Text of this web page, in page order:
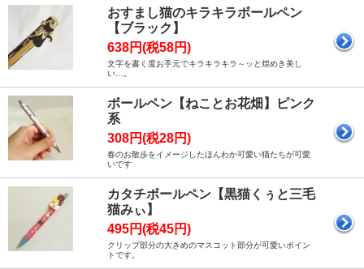
おすまし猫のキラキラボールペン
【ブラック】
638円(税58円)
文字を書く度お手元でキラキラキラ～ッと煌めき美し
い…。
ボールペン【ねことお花畑】ピンク
系
308円(税28円)
春のお散歩をイメージしたほんわか可愛い猫たちが可愛
いです
カタチボールペン【黒猫くぅと三毛
猫みぃ】
495円(税45円)
クリップ部分の大きめのマスコット部分が可愛いポイン
トです。